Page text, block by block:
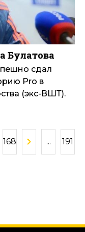
Булатова
сдал
Pro в
(экс-ВШТ).
168 ... 191